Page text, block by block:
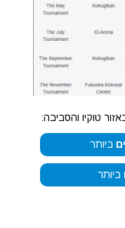
טוקיו והסביבה:
ביותר
ביותר